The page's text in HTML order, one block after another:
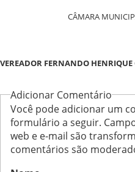
CÂMARA MUNICIPAL DE
VEREADOR FERNANDO
Adicionar Comentário
Você pode adicionar um
formulário a seguir.
web e e-mail são
comentários são